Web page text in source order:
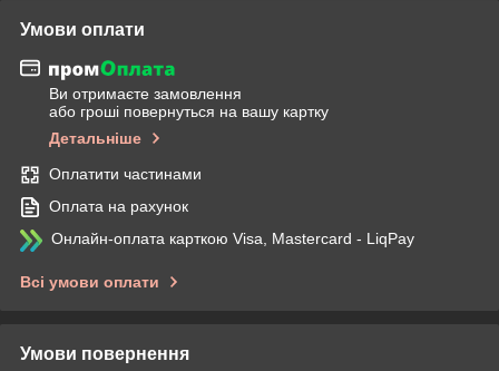
Умови оплати
Ви отримаєте замовлення
або гроші повернуться на вашу картку
Детальніше
Оплатити частинами
Оплата на рахунок
Онлайн-оплата карткою Visa, Mastercard - LiqPay
Всі умови оплати
Умови повернення